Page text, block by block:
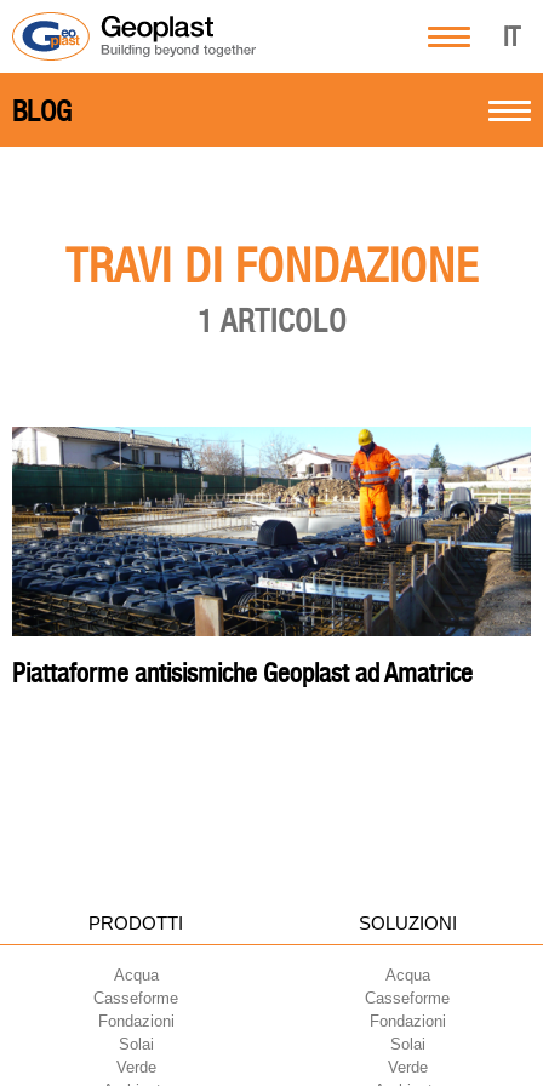
IT
BLOG
TRAVI DI FONDAZIONE
1 ARTICOLO
Piattaforme antisismiche Geoplast ad Amatrice
PRODOTTI
Acqua
Casseforme
Fondazioni
Solai
Verde
SOLUZIONI
Acqua
Casseforme
Fondazioni
Solai
Verde